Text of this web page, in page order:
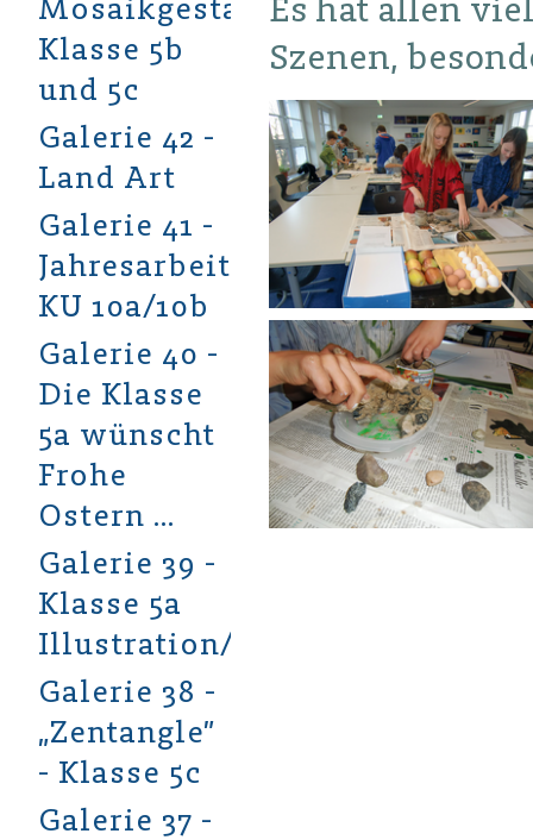
Es hat allen
Szenen,
Mosaikgestaltung
Klasse 5b
und 5c
Galerie 42 -
Land Art
Galerie 41 -
Jahresarbeiten
KU 10a/10b
Galerie 40 -
Die Klasse
5a wünscht
Frohe
Ostern …
Galerie 39 -
Klasse 5a
Illustration/Aquarell
Galerie 38 -
„Zentangle”
- Klasse 5c
Galerie 37 -